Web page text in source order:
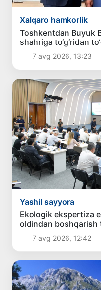
Xalqaro hamkorlik
Toshkentdan Buyuk
shahriga to‘g‘ridan
qo‘yish masalasi
7 avg 2026, 13:23
Yashil sayyora
Ekologik ekspertiza
oldindan boshqarish
7 avg 2026, 12:42